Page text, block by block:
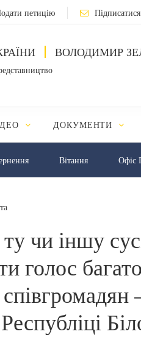
петицію
ВОЛОДИМИР
ДОКУМЕНТИ
Вiтання Офіс
чи іншу
голос